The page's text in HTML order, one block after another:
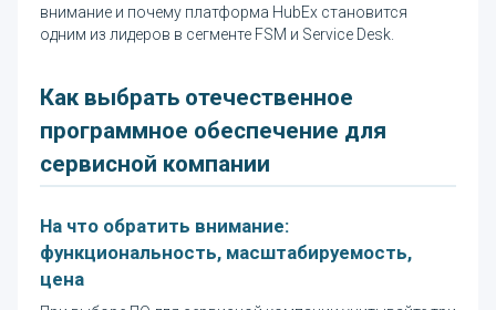
внимание и почему платформа HubEx становится
одним из лидеров в сегменте FSM и Service Desk.
Как выбрать отечественное
программное обеспечение для
сервисной компании
На что обратить внимание:
функциональность, масштабируемость,
цена